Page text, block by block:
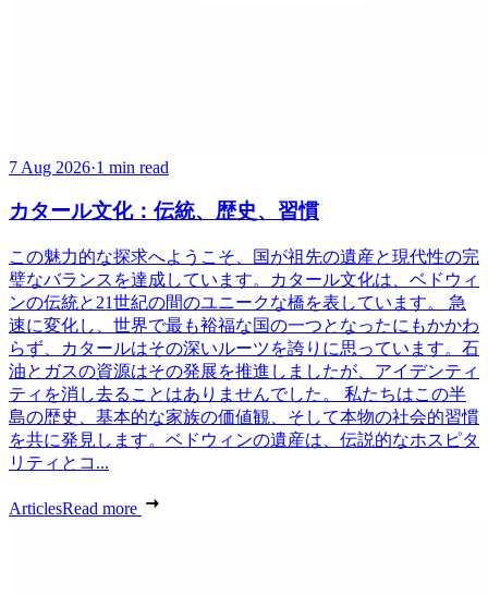
7 Aug 2026·1 min read
カタール文化：伝統、歴史、習慣
この魅力的な探求へようこそ、国が祖先の遺産と現代性の完
璧なバランスを達成しています。カタール文化は、ベドウィ
ンの伝統と21世紀の間のユニークな橋を表しています。 急
速に変化し、世界で最も裕福な国の一つとなったにもかかわ
らず、カタールはその深いルーツを誇りに思っています。石
油とガスの資源はその発展を推進しましたが、アイデンティ
ティを消し去ることはありませんでした。 私たちはこの半
島の歴史、基本的な家族の価値観、そして本物の社会的習慣
を共に発見します。ベドウィンの遺産は、伝説的なホスピタ
リティとコ...
ArticlesRead more